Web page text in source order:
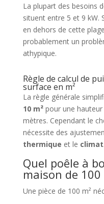
La plupart des besoins
situent entre 5 et 9 kW.
en dehors de cette
probablement un
athypique.
Règle de calcul de
surface en m²
La règle générale
10 m²pour une hauteur
mètres. Cependant le
nécessite des
thermique et le climat
Quel poêle à
maison de 100
Une pièce de 100 m²